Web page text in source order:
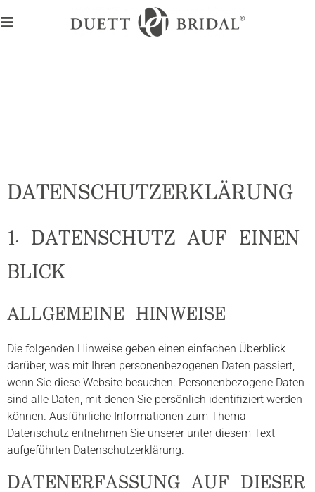
DATENSCHUTZ­ERKLÄRUNG
1. DATENSCHUTZ AUF EINEN
BLICK
ALLGEMEINE HINWEISE
Die folgenden Hinweise geben einen einfachen Überblick
darüber, was mit Ihren personenbezogenen Daten passiert,
wenn Sie diese Website besuchen. Personenbezogene Daten
sind alle Daten, mit denen Sie persönlich identifiziert werden
können. Ausführliche Informationen zum Thema
Datenschutz entnehmen Sie unserer unter diesem Text
aufgeführten Datenschutzerklärung.
DATENERFASSUNG AUF DIESER